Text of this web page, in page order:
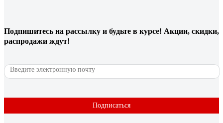
Отзыв о Grundfos JP Basic 3 PT
Подпишитесь на рассылку и будьте в курсе! Акции, скидки,
распродажи ждут!
Подписаться